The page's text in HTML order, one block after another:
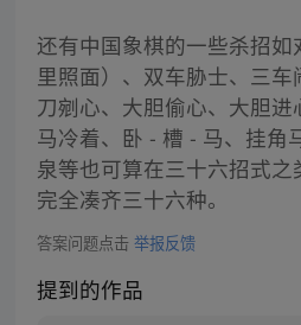
还有中国象棋的一些杀招
里照面）、双车胁士、三
刀剜心、大胆偷心、大胆
马冷着、卧 - 槽 - 马、挂角
泉等也可算在三十六招式
完全凑齐三十六种。
答案问题点击 举报反馈
提到的作品